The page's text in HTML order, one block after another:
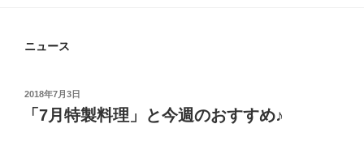
ます。尚、料理本来の味と香りを楽しんで頂くため、店内は全席禁煙と
ニュース
投
2018年7月3日
「7月特製料理」と今週のおすすめ♪